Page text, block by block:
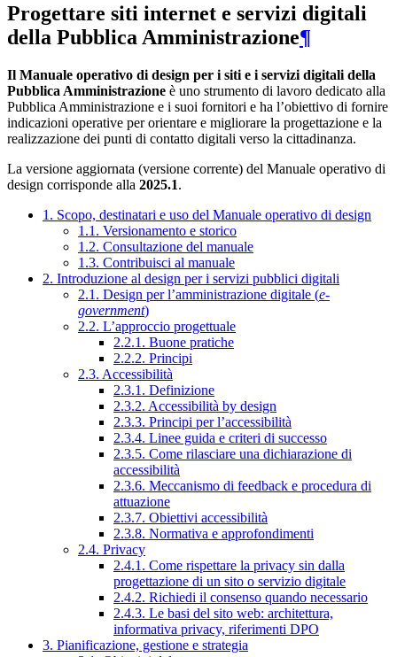
Progettare siti internet e servizi digitali
della Pubblica Amministrazione¶
Il Manuale operativo di design per i siti e i servizi digitali della
Pubblica Amministrazione è uno strumento di lavoro dedicato alla
Pubblica Amministrazione e i suoi fornitori e ha l’obiettivo di fornire
indicazioni operative per orientare e migliorare la progettazione e la
realizzazione dei punti di contatto digitali verso la cittadinanza.
La versione aggiornata (versione corrente) del Manuale operativo di
design corrisponde alla 2025.1.
1. Scopo, destinatari e uso del Manuale operativo di design
1.1. Versionamento e storico
1.2. Consultazione del manuale
1.3. Contribuisci al manuale
2. Introduzione al design per i servizi pubblici digitali
2.1. Design per l’amministrazione digitale (e-
government)
2.2. L’approccio progettuale
2.2.1. Buone pratiche
2.2.2. Principi
2.3. Accessibilità
2.3.1. Definizione
2.3.2. Accessibilità by design
2.3.3. Principi per l’accessibilità
2.3.4. Linee guida e criteri di successo
2.3.5. Come rilasciare una dichiarazione di
accessibilità
2.3.6. Meccanismo di feedback e procedura di
attuazione
2.3.7. Obiettivi accessibilità
2.3.8. Normativa e approfondimenti
2.4. Privacy
2.4.1. Come rispettare la privacy sin dalla
progettazione di un sito o servizio digitale
2.4.2. Richiedi il consenso quando necessario
2.4.3. Le basi del sito web: architettura,
informativa privacy, riferimenti DPO
3. Pianificazione, gestione e strategia